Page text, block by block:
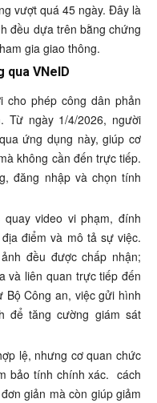
vượt quá 45 ngày. Đây là
đều dựa trên bằng chứng
gia giao thông.
qua VNeID
cho phép công dân phản
Từ ngày 1/4/2026, người
ứng dụng này, giúp cơ
không cần đến trực tiếp.
đăng nhập và chọn tính
video vi phạm, đính
điểm và mô tả sự việc.
đều được chấp nhận;
và liên quan trực tiếp đến
Bộ Công an, việc gửi hình
để tăng cường giám sát
lệ, nhưng cơ quan chức
bảo tính chính xác. cách
giản mà còn giúp giảm